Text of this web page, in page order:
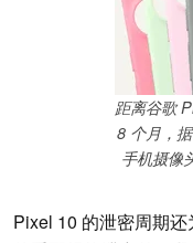
距离谷歌
8 个月，
手机摄像
Pixel 10 的泄密周期